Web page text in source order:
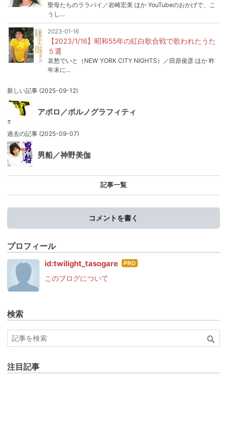
聖母たちのララバイ／岩崎宏美 ほか YouTubeのおかげで、こ
うし…
2023-01-16
【2023/1/16】昭和55年の紅白歌合戦で歌われたうた
５選
哀愁でいと（NEW YORK CITY NIGHTS）／田原俊彦 ほか 昨
年末に…
新しい記事 (2025-09-12)
アポロ／ポルノグラフィティ
過去の記事 (2025-09-07)
男船／神野美伽
記事一覧
コメントを書く
プロフィール
id:twilight_tasogare はて
このブログについて
検索
注目記事